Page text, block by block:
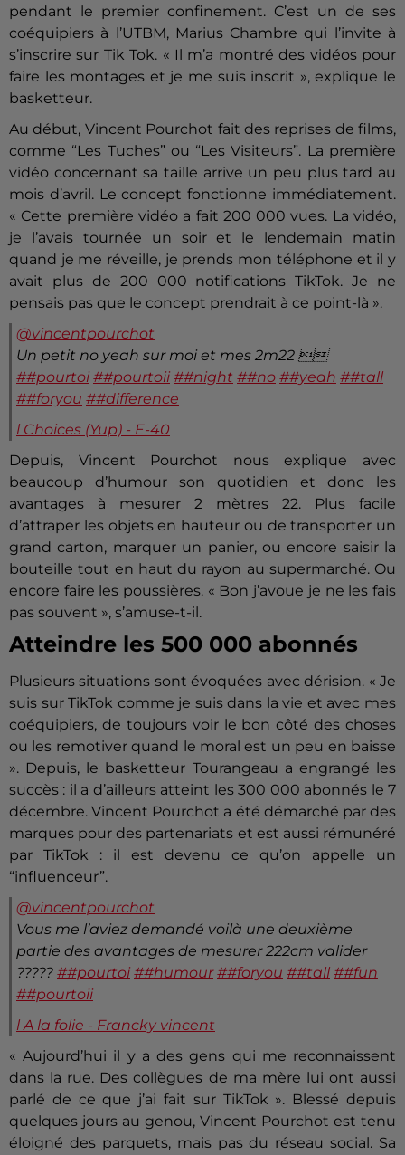
pendant le premier confinement. C’est un de ses
coéquipiers à l’UTBM, Marius Chambre qui l’invite à
s’inscrire sur Tik Tok. « Il m’a montré des vidéos pour
faire les montages et je me suis inscrit », explique le
basketteur.
Au début, Vincent Pourchot fait des reprises de films,
comme “Les Tuches” ou “Les Visiteurs”. La première
vidéo concernant sa taille arrive un peu plus tard au
mois d’avril. Le concept fonctionne immédiatement.
« Cette première vidéo a fait 200 000 vues. La vidéo,
je l’avais tournée un soir et le lendemain matin
quand je me réveille, je prends mon téléphone et il y
avait plus de 200 000 notifications TikTok. Je ne
pensais pas que le concept prendrait à ce point-là ».
@vincentpourchot
Un petit no yeah sur moi et mes 2m22 
##pourtoi ##pourtoii ##night ##no ##yeah ##tall
##foryou ##difference
l Choices (Yup) - E-40
Depuis, Vincent Pourchot nous explique avec
beaucoup d’humour son quotidien et donc les
avantages à mesurer 2 mètres 22. Plus facile
d’attraper les objets en hauteur ou de transporter un
grand carton, marquer un panier, ou encore saisir la
bouteille tout en haut du rayon au supermarché. Ou
encore faire les poussières. « Bon j’avoue je ne les fais
pas souvent », s’amuse-t-il.
Atteindre les 500 000 abonnés
Plusieurs situations sont évoquées avec dérision. « Je
suis sur TikTok comme je suis dans la vie et avec mes
coéquipiers, de toujours voir le bon côté des choses
ou les remotiver quand le moral est un peu en baisse
». Depuis, le basketteur Tourangeau a engrangé les
succès : il a d’ailleurs atteint les 300 000 abonnés le 7
décembre. Vincent Pourchot a été démarché par des
marques pour des partenariats et est aussi rémunéré
par TikTok : il est devenu ce qu’on appelle un
“influenceur”.
@vincentpourchot
Vous me l’aviez demandé voilà une deuxième
partie des avantages de mesurer 222cm valider
????? ##pourtoi ##humour ##foryou ##tall ##fun
##pourtoii
l A la folie - Francky vincent
« Aujourd’hui il y a des gens qui me reconnaissent
dans la rue. Des collègues de ma mère lui ont aussi
parlé de ce que j’ai fait sur TikTok ». Blessé depuis
quelques jours au genou, Vincent Pourchot est tenu
éloigné des parquets, mais pas du réseau social. Sa